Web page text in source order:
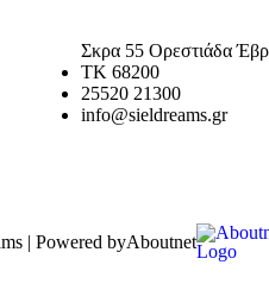
Σκρα 55 Ορεστιάδα
ΤΚ 68200
25520 21300
info@sieldreams.gr
| Powered byAboutnet